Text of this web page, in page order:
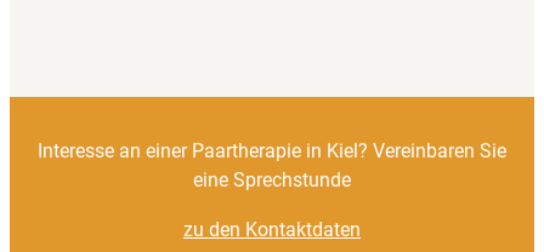
Interesse an einer Paartherapie in Kiel? Vereinbaren Sie
eine Sprechstunde
zu den Kontaktdaten